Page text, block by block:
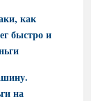
как
быстро и
на